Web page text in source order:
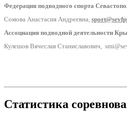
Федерация подводного спорта
Сомова Анастасия Андреевна,
Ассоциация подводной деятельности
Кулешов Вячеслав Станиславович,
Статистика